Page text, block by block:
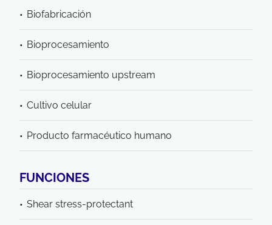
Biofabricación
Bioprocesamiento
Bioprocesamiento upstream
Cultivo celular
Producto farmacéutico humano
FUNCIONES
Shear stress-protectant